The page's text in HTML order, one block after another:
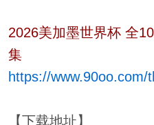
2026美加墨世界杯 全
集
https://www.90oo.com/
【下载地址】